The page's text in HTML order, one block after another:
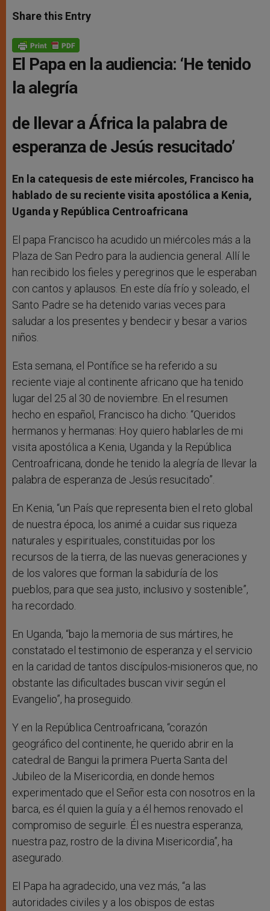
t
s
p
p
s
e
g
e
r
e
b
o
k
Share this Entry
El Papa en la audiencia: ‘He tenido
la alegría
de llevar a África la palabra de
esperanza de Jesús resucitado’
En la catequesis de este miércoles, Francisco ha
hablado de su reciente visita apostólica a Kenia,
Uganda y República Centroafricana
El papa Francisco ha acudido un miércoles más a la
Plaza de San Pedro para la audiencia general. Allí le
han recibido los fieles y peregrinos que le esperaban
con cantos y aplausos. En este día frío y soleado, el
Santo Padre se ha detenido varias veces para
saludar a los presentes y bendecir y besar a varios
niños.
Esta semana, el Pontífice se ha referido a su
reciente viaje al continente africano que ha tenido
lugar del 25 al 30 de noviembre. En el resumen
hecho en español, Francisco ha dicho: “Queridos
hermanos y hermanas: Hoy quiero hablarles de mi
visita apostólica a Kenia, Uganda y la República
Centroafricana, donde he tenido la alegría de llevar la
palabra de esperanza de Jesús resucitado”.
En Kenia, “un País que representa bien el reto global
de nuestra época, los animé a cuidar sus riqueza
naturales y espirituales, constituidas por los
recursos de la tierra, de las nuevas generaciones y
de los valores que forman la sabiduría de los
pueblos, para que sea justo, inclusivo y sostenible”,
ha recordado.
En Uganda, “bajo la memoria de sus mártires, he
constatado el testimonio de esperanza y el servicio
en la caridad de tantos discípulos-misioneros que, no
obstante las dificultades buscan vivir según el
Evangelio”, ha proseguido.
Y en la República Centroafricana, “corazón
geográfico del continente, he querido abrir en la
catedral de Bangui la primera Puerta Santa del
Jubileo de la Misericordia, en donde hemos
experimentado que el Señor esta con nosotros en la
barca, es él quien la guía y a él hemos renovado el
compromiso de seguirle. Él es nuestra esperanza,
nuestra paz, rostro de la divina Misericordia”, ha
asegurado.
El Papa ha agradecido, una vez más, “a las
autoridades civiles y a los obispos de estas